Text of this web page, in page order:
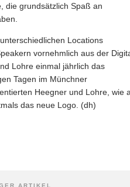
die grundsätzlich Spaß an
Locations
vornehmlich aus der
Lohre einmal jährlich das
Tagen im Münchner
Heegner und Lohre, wie
das neue Logo. (dh)
ARTIKEL